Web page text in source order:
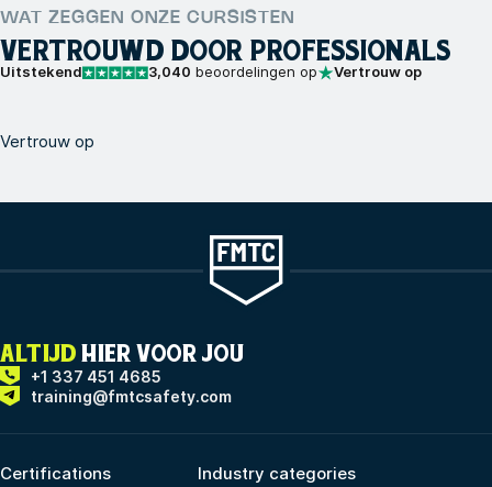
WAT ZEGGEN ONZE CURSISTEN
VERTROUWD DOOR PROFESSIONALS
Uitstekend 3,040 beoordelingen op Vertrouw op
Vertrouw op
ALTIJD HIER VOOR JOU
+1 337 451 4685
training@fmtcsafety.com
Certifications Industry categories